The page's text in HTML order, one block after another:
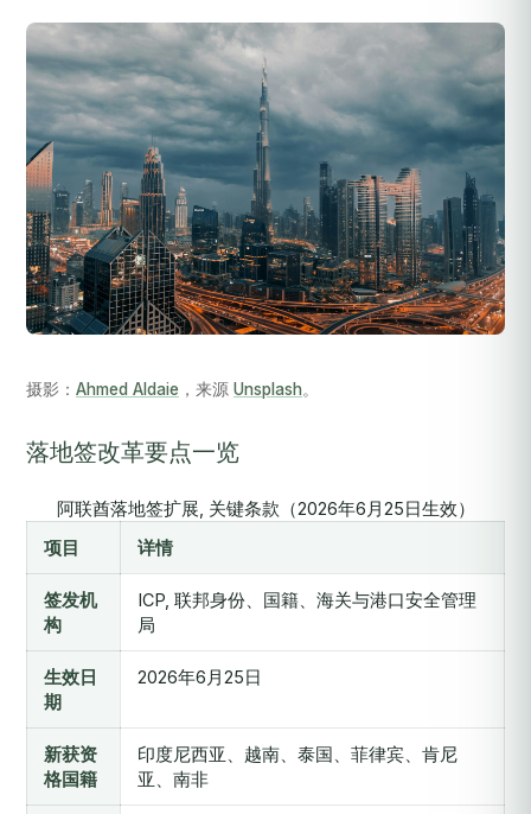
摄影： Ahmed Aldaie ，来源 Unsplash。
落地签改革要点一览
阿联酋落地签扩展, 关键条款（2026年6月25日生效）
项目
详情
签发机
构
ICP, 联邦身份、国籍、海关与港口安全管理
局
生效日
期
2026年6月25日
新获资
格国籍
印度尼西亚、越南、泰国、菲律宾、肯尼
亚、南非